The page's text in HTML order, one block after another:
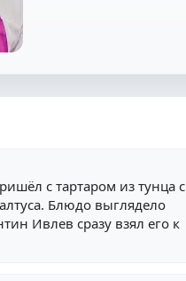
с тартаром из тунца с
Блюдо выглядело
Ивлев сразу взял его к